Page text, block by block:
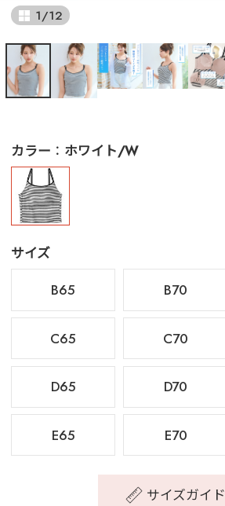
1/12
カラー ホワイト/W
サイズ
B65
B70
C65 C70
D65 D70
E65 E70
サイズガイド